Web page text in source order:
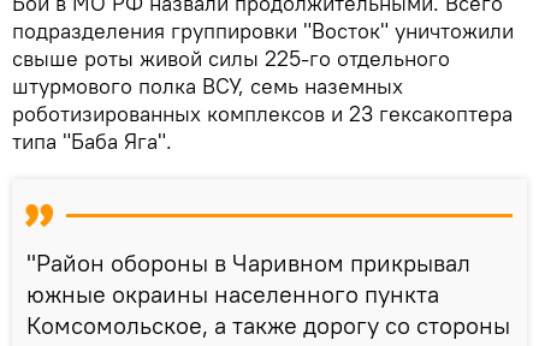
подразделения группировки "Восток" уничтожили
свыше роты живой силы 225-го отдельного
штурмового полка ВСУ, семь наземных
роботизированных комплексов и 23 гексакоптера
типа "Баба Яга".
"Район обороны в Чаривном прикрывал
южные окраины населенного пункта
Комсомольское, а также дорогу со стороны